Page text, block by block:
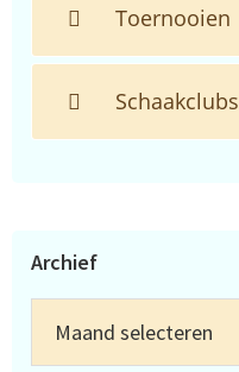
Toernooien
Schaakclubs
Archief